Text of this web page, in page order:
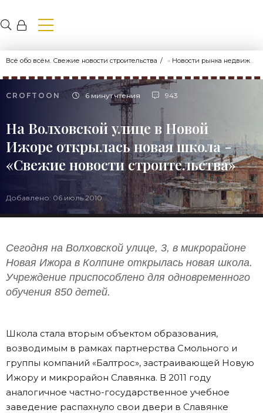
Всё обо всём. Свежие новости строительства » Новости рынка недвижимости
CROFTOON 6 минут чтения 943
На Волховской улице в Новой
Ижоре открылась новая школа -
«Свежие новости строительства»
Добавлено: 06 июль 2010
Сегодня на Волховской улице, 3, в микрорайоне
Новая Ижора в Колпине открылась новая школа.
Учреждение приспособлено для одновременного
обучения 850 детей.
Школа стала вторым объектом образования,
возводимым в рамках партнерства Смольного и
группы компаний «Балтрос», застраивающей Новую
Ижору и микрорайон Славянка. В 2011 году
аналогичное частно-государственное учебное
заведение распахнуло свои двери в Славянке